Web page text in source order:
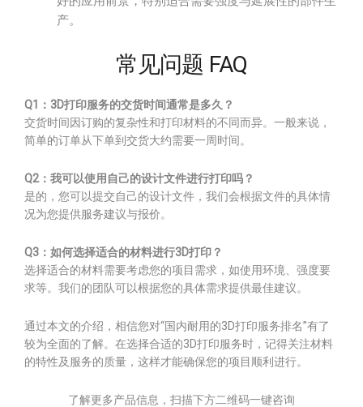
产。
常见问题 FAQ
Q1：3D打印服务的交货时间通常是多久？
交货时间因订购的复杂性和打印材料的不同而异。一般来说，
简单的订单从下单到交货大约需要一周时间。
Q2：我可以使用自己的设计文件进行打印吗？
是的，您可以提交自己的设计文件，我们会根据文件的具体情
况为您提供服务建议与报价。
Q3：如何选择适合的材料进行3D打印？
选择适合的材料需要考虑您的项目需求，如使用环境、强度要
求等。我们的团队可以根据您的具体需求提供最佳建议。
通过本文的介绍，相信您对“国内耐用的3D打印服务排名”有了
较为全面的了解。在选择合适的3D打印服务时，记得关注材料
的特性及服务的质量，这样才能确保您的项目顺利进行。
了解更多产品信息，扫描下方二维码一键咨询